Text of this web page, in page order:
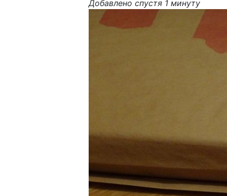
Добавлено спустя 1 минуту